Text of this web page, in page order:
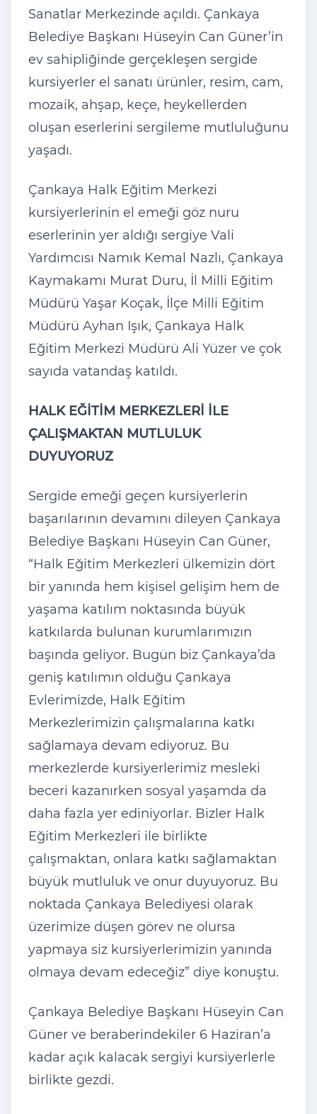
Sanatlar Merkezinde açıldı. Çankaya
Belediye Başkanı Hüseyin Can Güner’in
ev sahipliğinde gerçekleşen sergide
kursiyerler el sanatı ürünler, resim, cam,
mozaik, ahşap, keçe, heykellerden
oluşan eserlerini sergileme mutluluğunu
yaşadı.
Çankaya Halk Eğitim Merkezi
kursiyerlerinin el emeği göz nuru
eserlerinin yer aldığı sergiye Vali
Yardımcısı Namık Kemal Nazlı, Çankaya
Kaymakamı Murat Duru, İl Milli Eğitim
Müdürü Yaşar Koçak, İlçe Milli Eğitim
Müdürü Ayhan Işık, Çankaya Halk
Eğitim Merkezi Müdürü Ali Yüzer ve çok
sayıda vatandaş katıldı.
HALK EĞİTİM MERKEZLERİ İLE
ÇALIŞMAKTAN MUTLULUK
DUYUYORUZ
Sergide emeği geçen kursiyerlerin
başarılarının devamını dileyen Çankaya
Belediye Başkanı Hüseyin Can Güner,
“Halk Eğitim Merkezleri ülkemizin dört
bir yanında hem kişisel gelişim hem de
yaşama katılım noktasında büyük
katkılarda bulunan kurumlarımızın
başında geliyor. Bugün biz Çankaya’da
geniş katılımın olduğu Çankaya
Evlerimizde, Halk Eğitim
Merkezlerimizin çalışmalarına katkı
sağlamaya devam ediyoruz. Bu
merkezlerde kursiyerlerimiz mesleki
beceri kazanırken sosyal yaşamda da
daha fazla yer ediniyorlar. Bizler Halk
Eğitim Merkezleri ile birlikte
çalışmaktan, onlara katkı sağlamaktan
büyük mutluluk ve onur duyuyoruz. Bu
noktada Çankaya Belediyesi olarak
üzerimize düşen görev ne olursa
yapmaya siz kursiyerlerimizin yanında
olmaya devam edeceğiz” diye konuştu.
Çankaya Belediye Başkanı Hüseyin Can
Güner ve beraberindekiler 6 Haziran’a
kadar açık kalacak sergiyi kursiyerlerle
birlikte gezdi.